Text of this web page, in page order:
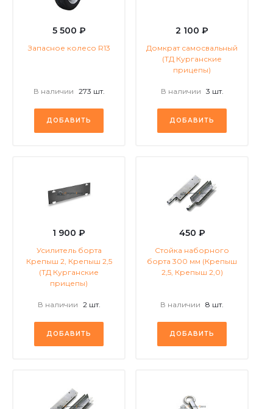
5 500 ₽
Запасное колесо R13
В наличии 273 шт.
ДОБАВИТЬ
2 100 ₽
Домкрат самосвальный
(ТД Курганские
прицепы)
В наличии 3 шт.
ДОБАВИТЬ
1 900 ₽
Усилитель борта
Крепыш 2, Крепыш 2,5
(ТД Курганские
прицепы)
В наличии 2 шт.
ДОБАВИТЬ
450 ₽
Стойка наборного
борта 300 мм (Крепыш
2,5, Крепыш 2,0)
В наличии 8 шт.
ДОБАВИТЬ